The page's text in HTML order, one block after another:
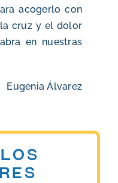
acogerlo con
cruz y el dolor
en nuestras
Eugenia Álvarez